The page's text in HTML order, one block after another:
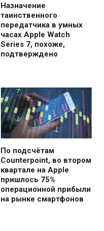
Назначение
таинственного
передатчика в умных
часах Apple Watch
Series 7, похоже,
подтверждено
По подсчётам
Counterpoint, во втором
квартале на Apple
пришлось 75%
операционной прибыли
на рынке смартфонов